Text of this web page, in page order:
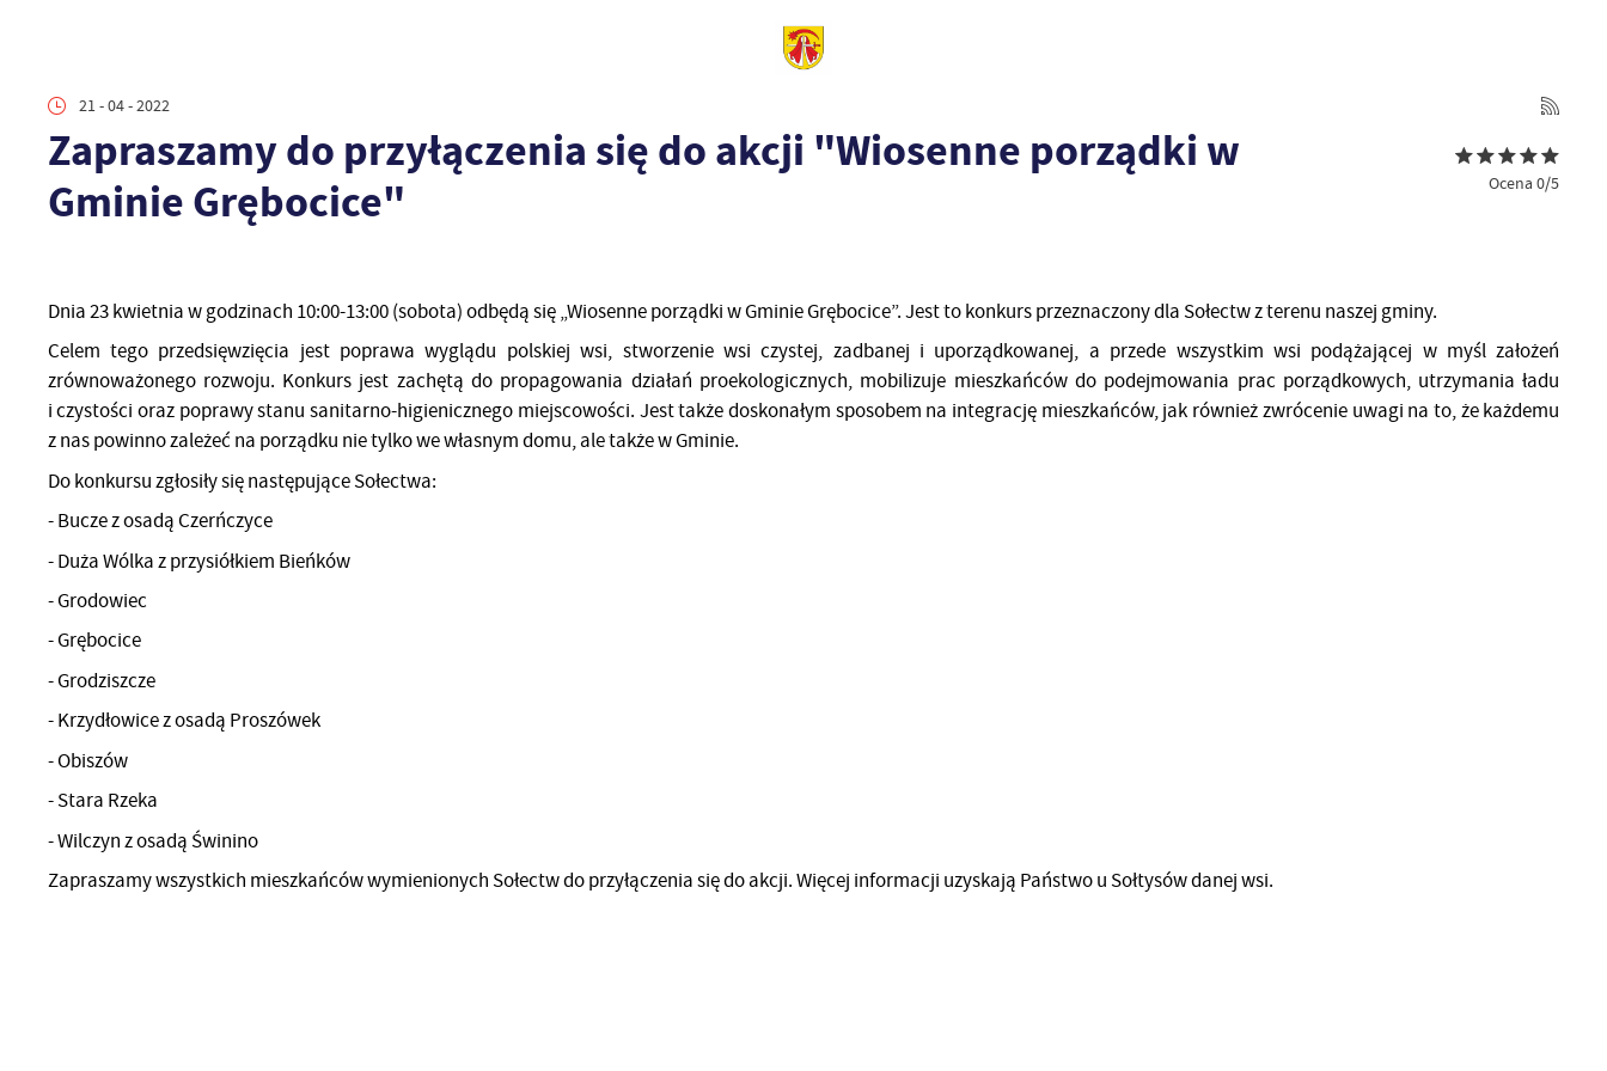
21 - 04 - 2022
Zapraszamy do przyłączenia się do akcji "Wiosenne porządki w
Gminie Grębocice"
Ocena 0/5
Dnia 23 kwietnia w godzinach 10:00-13:00 (sobota) odbędą się „Wiosenne porządki w Gminie Grębocice”. Jest to konkurs przeznaczony dla Sołectw z terenu naszej gminy.
Celem tego przedsięwzięcia jest poprawa wyglądu polskiej wsi, stworzenie wsi czystej, zadbanej i uporządkowanej, a przede wszystkim wsi podążającej w myśl założeń
zrównoważonego rozwoju. Konkurs jest zachętą do propagowania działań proekologicznych, mobilizuje mieszkańców do podejmowania prac porządkowych, utrzymania ładu
i czystości oraz poprawy stanu sanitarno-higienicznego miejscowości. Jest także doskonałym sposobem na integrację mieszkańców, jak również zwrócenie uwagi na to, że każdemu
z nas powinno zależeć na porządku nie tylko we własnym domu, ale także w Gminie.
Do konkursu zgłosiły się następujące Sołectwa:
- Bucze z osadą Czerńczyce
- Duża Wólka z przysiółkiem Bieńków
- Grodowiec
- Grębocice
- Grodziszcze
- Krzydłowice z osadą Proszówek
- Obiszów
- Stara Rzeka
- Wilczyn z osadą Świnino
Zapraszamy wszystkich mieszkańców wymienionych Sołectw do przyłączenia się do akcji. Więcej informacji uzyskają Państwo u Sołtysów danej wsi.